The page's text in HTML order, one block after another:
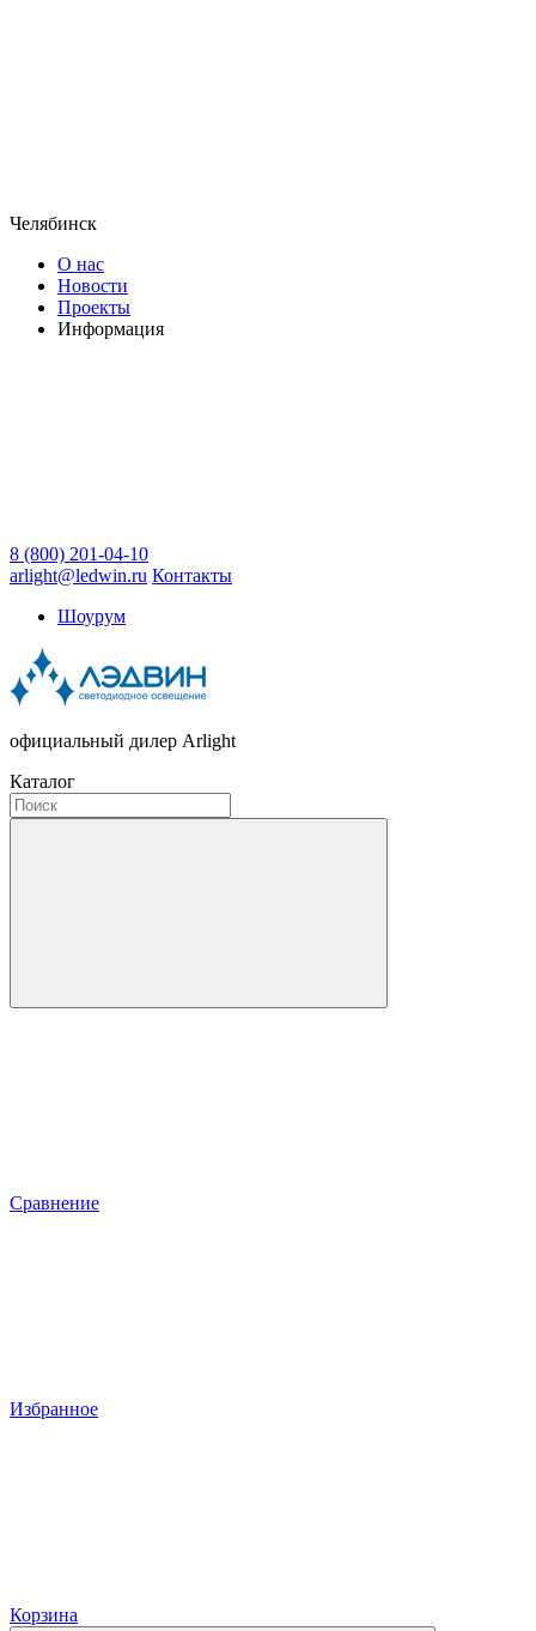
Челябинск
О нас
Новости
Проекты
Информация
8 (800) 201-04-10
arlight@ledwin.ru Контакты
Шоурум
официальный дилер Arlight
Каталог
Сравнение
Избранное
Корзина